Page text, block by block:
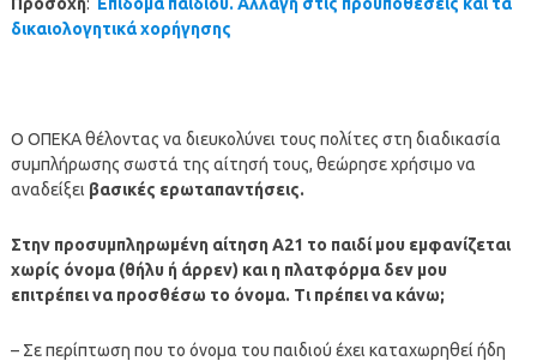
δικαιολογητικά χορήγησης
Ο ΟΠΕΚΑ θέλοντας να διευκολύνει τους πολίτες στη διαδικασία
συμπλήρωσης σωστά της αίτησή τους, θεώρησε χρήσιμο να
αναδείξει βασικές ερωταπαντήσεις.
Στην προσυμπληρωμένη αίτηση Α21 το παιδί μου εμφανίζεται
χωρίς όνομα (θήλυ ή άρρεν) και η πλατφόρμα δεν μου
επιτρέπει να προσθέσω το όνομα. Τι πρέπει να κάνω;
– Σε περίπτωση που το όνομα του παιδιού έχει καταχωρηθεί ήδη